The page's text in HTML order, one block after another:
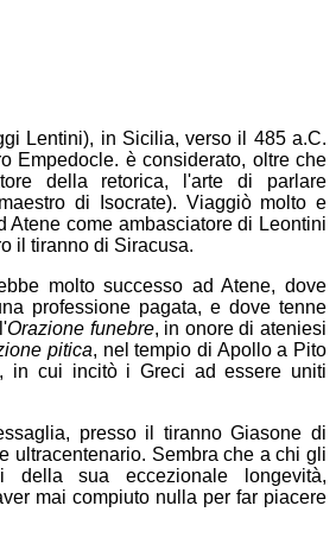
Lentini), in Sicilia, verso il 485 a.C.
Empedocle. è considerato, oltre che
della retorica, l'arte di parlare
di Isocrate). Viaggiò molto e
Atene come ambasciatore di Leontini
il tiranno di Siracusa.
molto successo ad Atene, dove
professione pagata, e dove tenne
Orazione funebre, in onore di ateniesi
pitica, nel tempio di Apollo a Pito
, in cui incitò i Greci ad essere uniti
presso il tiranno Giasone di
ultracentenario. Sembra che a chi gli
della sua eccezionale longevità,
mai compiuto nulla per far piacere